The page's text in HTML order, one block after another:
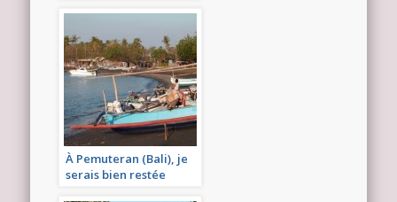
À Pemuteran (Bali), je
serais bien restée